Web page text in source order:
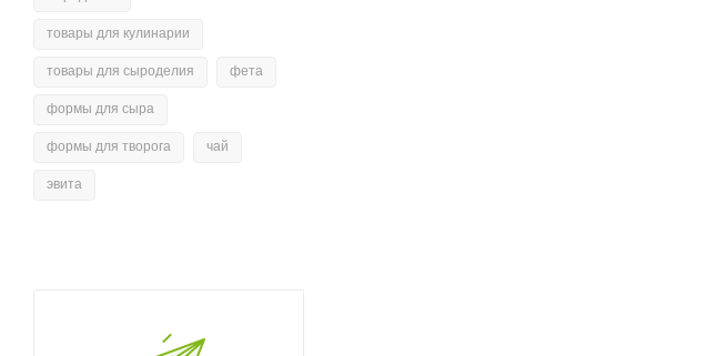
товары для кулинарии
товары для сыроделия фета
формы для сыра
формы для творога чай
эвита